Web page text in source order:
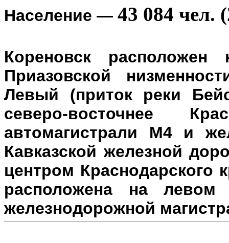
Население — 43 084 чел.
Кореновск
Приазовской
Левый (приток реки
северо-восточнее
автомагистрали М4 и
Кавказской железной
центром Краснодарского
расположена на левом
железнодорожной